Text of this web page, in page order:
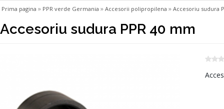
Prima pagina » PPR verde Germania » Accesorii polipropilena » Accesoriu sudura
Accesoriu sudura PPR 40 mm